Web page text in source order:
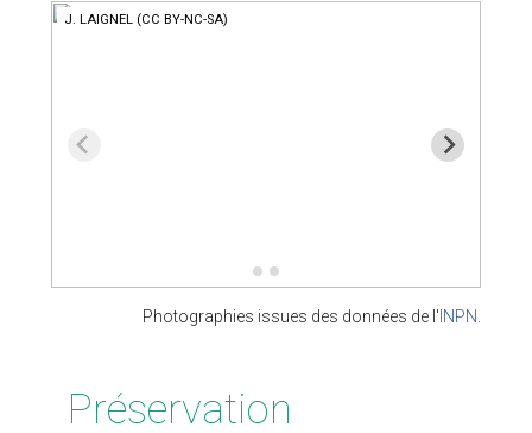
J. LAIGNEL (CC BY-NC-SA)
Photographies issues des données de l' INPN.
Préservation